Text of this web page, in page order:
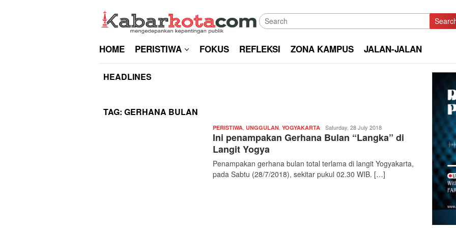
HOME PERISTIWA FOKUS REFLEKSI ZONA KAMPUS JALAN-JALAN
HEADLINES
TAG: GERHANA BULAN
PERISTIWA UNGGULAN YOGYAKARTA Redaksi
|
kabarkota
Saturday, 28 July 2018
Ini penampakan Gerhana Bulan “Langka” di
Langit Yogya
Penampakan gerhana bulan total terlama di langit Yogyakarta,
pada Sabtu (28/7/2018), sekitar pukul 02.30 WIB. […]